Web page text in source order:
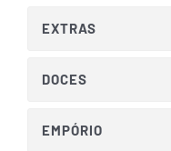
EXTRAS
DOCES
EMPÓRIO